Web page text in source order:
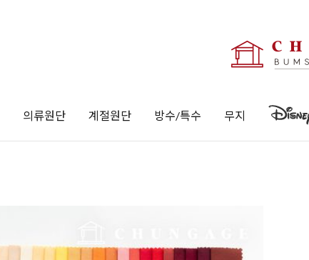
의류원단 계절원단 방수/특수 무지